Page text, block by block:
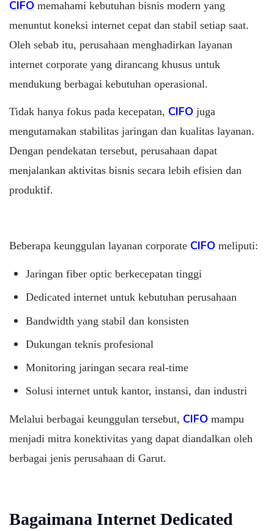
CIFO memahami kebutuhan bisnis modern yang
menuntut koneksi internet cepat dan stabil setiap saat.
Oleh sebab itu, perusahaan menghadirkan layanan
internet corporate yang dirancang khusus untuk
mendukung berbagai kebutuhan operasional.
Tidak hanya fokus pada kecepatan, CIFO juga
mengutamakan stabilitas jaringan dan kualitas layanan.
Dengan pendekatan tersebut, perusahaan dapat
menjalankan aktivitas bisnis secara lebih efisien dan
produktif.
Beberapa keunggulan layanan corporate CIFO meliputi:
Jaringan fiber optic berkecepatan tinggi
Dedicated internet untuk kebutuhan perusahaan
Bandwidth yang stabil dan konsisten
Dukungan teknis profesional
Monitoring jaringan secara real-time
Solusi internet untuk kantor, instansi, dan industri
Melalui berbagai keunggulan tersebut, CIFO mampu
menjadi mitra konektivitas yang dapat diandalkan oleh
berbagai jenis perusahaan di Garut.
Bagaimana Internet Dedicated